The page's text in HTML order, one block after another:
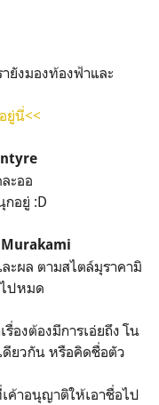
ยังมองท้องฟ้าและ
ยู่นี่<<
ะออ
กอยู่ :D
ะผล ตามสไตล์มุราคามิ
ไปหมด
องต้องมีการเอ่ยถึง โน
ดียวกัน หรือคิดชื่อตัว
ค้าอนุญาติให้เอาชื่อไป